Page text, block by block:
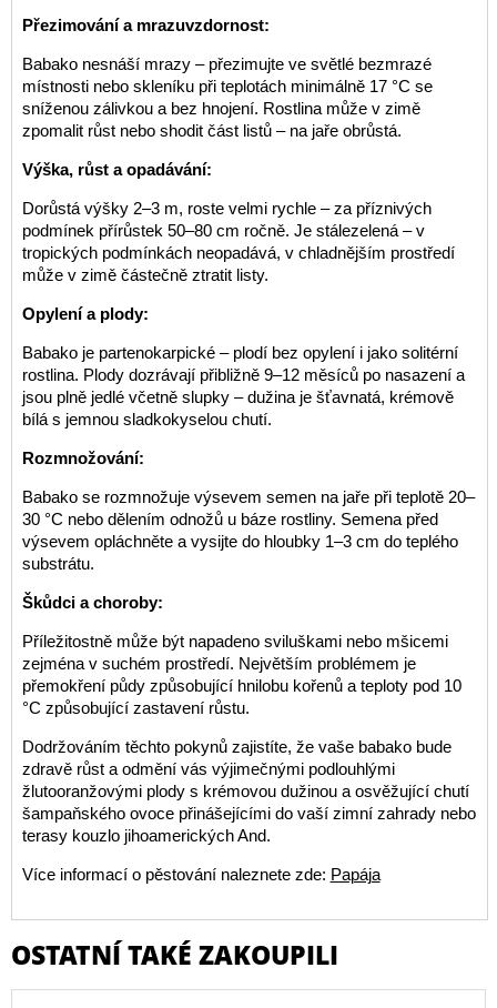
Přezimování a mrazuvzdornost:
Babako nesnáší mrazy – přezimujte ve světlé bezmrazé
místnosti nebo skleníku při teplotách minimálně 17 °C se
sníženou zálivkou a bez hnojení. Rostlina může v zimě
zpomalit růst nebo shodit část listů – na jaře obrůstá.
Výška, růst a opadávání:
Dorůstá výšky 2–3 m, roste velmi rychle – za příznivých
podmínek přírůstek 50–80 cm ročně. Je stálezelená – v
tropických podmínkách neopadává, v chladnějším prostředí
může v zimě částečně ztratit listy.
Opylení a plody:
Babako je partenokarpické – plodí bez opylení i jako solitérní
rostlina. Plody dozrávají přibližně 9–12 měsíců po nasazení a
jsou plně jedlé včetně slupky – dužina je šťavnatá, krémově
bílá s jemnou sladkokyselou chutí.
Rozmnožování:
Babako se rozmnožuje výsevem semen na jaře při teplotě 20–
30 °C nebo dělením odnožů u báze rostliny. Semena před
výsevem opláchněte a vysijte do hloubky 1–3 cm do teplého
substrátu.
Škůdci a choroby:
Příležitostně může být napadeno sviluškami nebo mšicemi
zejména v suchém prostředí. Největším problémem je
přemokření půdy způsobující hnilobu kořenů a teploty pod 10
°C způsobující zastavení růstu.
Dodržováním těchto pokynů zajistíte, že vaše babako bude
zdravě růst a odmění vás výjimečnými podlouhlými
žlutooranžovými plody s krémovou dužinou a osvěžující chutí
šampaňského ovoce přinášejícími do vaší zimní zahrady nebo
terasy kouzlo jihoamerických And.
Více informací o pěstování naleznete zde: Papája
OSTATNÍ TAKÉ ZAKOUPILI